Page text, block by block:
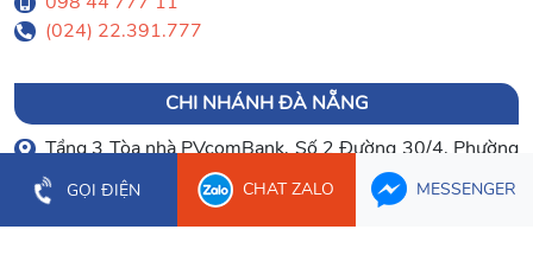
(024) 22.391.777
CHI NHÁNH ĐÀ NẴNG
Tầng 3 Tòa nhà PVcomBank, Số 2 Đường 30/4, Phường
Hòa Cường
0903 003 779
GỌI ĐIỆN CHAT ZALO MESSENGER